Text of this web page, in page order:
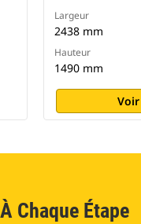
Largeur
2438 mm
Hauteur
1490 mm
Chaque Étape